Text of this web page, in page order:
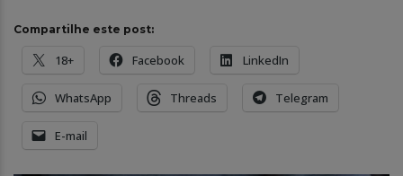
Compartilhe este post:
18+ Facebook LinkedIn
WhatsApp Threads Telegram
E-mail